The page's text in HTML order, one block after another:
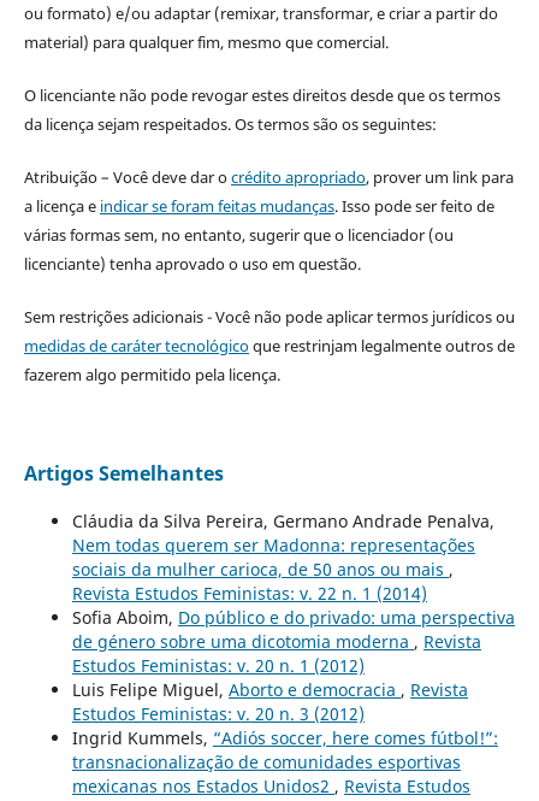
ou formato) e/ou adaptar (remixar, transformar, e criar a partir do
material) para qualquer fim, mesmo que comercial.
O licenciante não pode revogar estes direitos desde que os termos
da licença sejam respeitados. Os termos são os seguintes:
Atribuição – Você deve dar ocrédito apropriado, prover um link para
a licença e indicar se foram feitas mudanças. Isso pode ser feito de
várias formas sem, no entanto, sugerir que o licenciador (ou
licenciante) tenha aprovado o uso em questão.
Sem restrições adicionais - Você não pode aplicar termos jurídicos ou
medidas de caráter tecnológicoque restrinjam legalmente outros de
fazerem algo permitido pela licença.
Artigos Semelhantes
Cláudia da Silva Pereira, Germano Andrade Penalva,
Nem todas querem ser Madonna: representações
sociais da mulher carioca, de 50 anos ou mais ,
Revista Estudos Feministas: v. 22 n. 1 (2014)
Sofia Aboim, Do público e do privado: uma perspectiva
de género sobre uma dicotomia moderna , Revista
Estudos Feministas: v. 20 n. 1 (2012)
Luis Felipe Miguel, Aborto e democracia , Revista
Estudos Feministas: v. 20 n. 3 (2012)
Ingrid Kummels, “Adiós soccer, here comes fútbol!”:
transnacionalização de comunidades esportivas
mexicanas nos Estados Unidos2 , Revista Estudos